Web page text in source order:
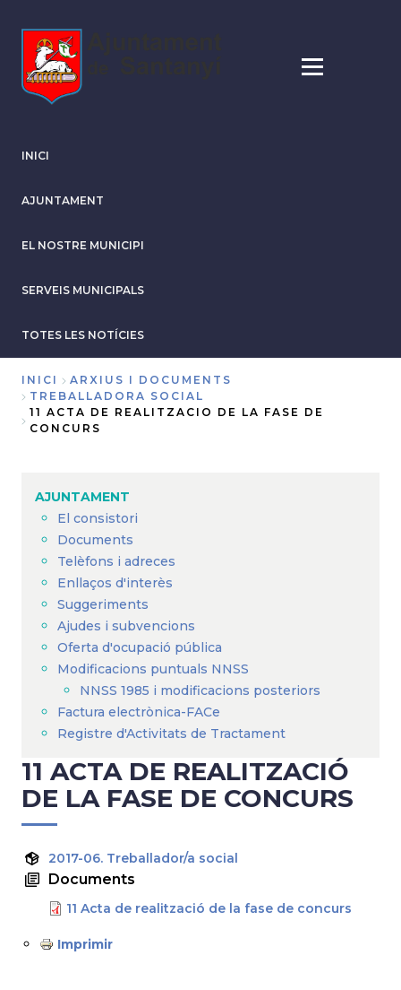
contingut
INICI
AJUNTAMENT
EL NOSTRE MUNICIPI
SERVEIS MUNICIPALS
TOTES LES NOTÍCIES
Fil
d'Ariadna
INICI
ARXIUS I DOCUMENTS
TREBALLADORA SOCIAL
11 ACTA DE REALITZACIO DE LA FASE DE
CONCURS
AJUNTAMENT
El consistori
Documents
Telèfons i adreces
Enllaços d'interès
Suggeriments
Ajudes i subvencions
Oferta d'ocupació pública
Modificacions puntuals NNSS
NNSS 1985 i modificacions posteriors
Factura electrònica-FACe
Registre d'Activitats de Tractament
11 ACTA DE REALITZACIÓ
DE LA FASE DE CONCURS
2017-06. Treballador/a social
Documents
11 Acta de realització de la fase de concurs
Imprimir